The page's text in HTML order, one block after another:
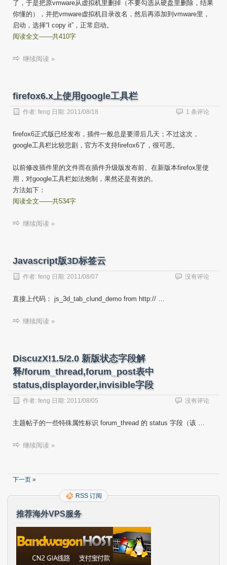
了，于是把原vmware从虚拟机里删掉（不要勾选从硬盘里删除，结果
你懂的），并把vmware虚拟机目录改名，然后再添加到vmware里，
启动，选择“I copy it”，正常启动。
阅读全文——共410字
继续阅读 »
firefox6.x上使用google工具栏
作者: feng 日期: 2011/08/18 1 条评论
firefox6正式版已经发布，插件一般总是要滞后几天；不过这次，
google工具栏比较悲剧，官方不支持firefox6了，很可恶。
以前修改插件里的文件而在插件升级版发布前、在新版本firefox里使
用，对google工具栏如法炮制，果然还是有效的。
方法如下：
阅读全文——共534字
继续阅读 »
Javascript版3D标签云
作者: feng 日期: 2011/08/07 没有评论
直接上代码： js_3d_tab_clund_demo from http:// …
继续阅读 »
DiscuzX!1.5/2.0 新版状态字段解
释/forum_thread,forum_post表中
status,displayorder,invisible字段
作者: feng 日期: 2011/08/05 没有评论
主题帖子的一些特殊属性标识 forum_thread 的 status 字段（该 …
继续阅读 »
下一页 »
RSS 订阅
推荐海外VPS服务